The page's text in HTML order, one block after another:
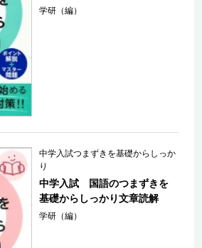
学研（編）
中学入試つまずきを基礎からしっか
り
中学入試 国語のつまずきを
基礎からしっかり文章読解
学研（編）